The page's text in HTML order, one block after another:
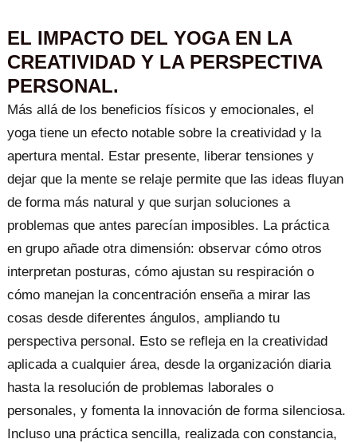
EL IMPACTO DEL YOGA EN LA
CREATIVIDAD Y LA PERSPECTIVA
PERSONAL.
Más allá de los beneficios físicos y emocionales, el
yoga tiene un efecto notable sobre la creatividad y la
apertura mental. Estar presente, liberar tensiones y
dejar que la mente se relaje permite que las ideas fluyan
de forma más natural y que surjan soluciones a
problemas que antes parecían imposibles. La práctica
en grupo añade otra dimensión: observar cómo otros
interpretan posturas, cómo ajustan su respiración o
cómo manejan la concentración enseña a mirar las
cosas desde diferentes ángulos, ampliando tu
perspectiva personal. Esto se refleja en la creatividad
aplicada a cualquier área, desde la organización diaria
hasta la resolución de problemas laborales o
personales, y fomenta la innovación de forma silenciosa.
Incluso una práctica sencilla, realizada con constancia,